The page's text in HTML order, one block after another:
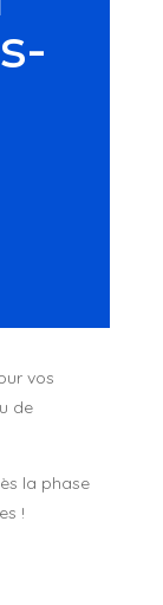
vos
de
la phase
!